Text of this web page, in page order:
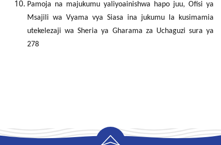
Pamoja na majukumu yaliyoainishwa hapo juu, Ofisi ya
Msajili wa Vyama vya Siasa ina jukumu la kusimamia
utekelezaji wa Sheria ya Gharama za Uchaguzi sura ya
278